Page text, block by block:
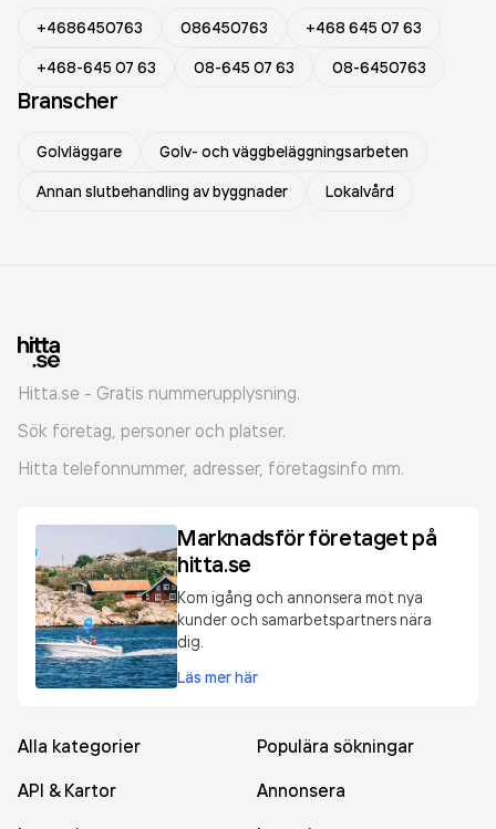
+4686450763 086450763
+468 645 07 63
+468-645 07 63
08-645 07 63 08-6450763
Branscher
Golvläggare
Golv- och väggbeläggningsarbeten
Annan slutbehandling av byggnader
Lokalvård
Hitta.se - Gratis nummerupplysning.
Sök företag, personer och platser.
Hitta telefonnummer, adresser, företagsinfo mm.
Marknadsför företaget på
hitta.se
Kom igång och annonsera mot nya
kunder och samarbetspartners nära
dig.
Läs mer här
Alla kategorier
Populära sökningar
API & Kartor
Annonsera